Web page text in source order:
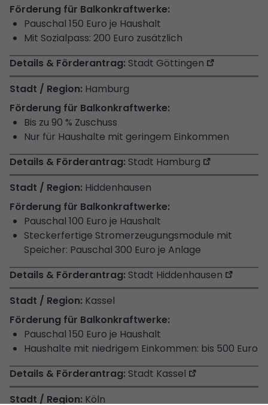
Pauschal 150 Euro je Haushalt
Mit Sozialpass: 200 Euro zusätzlich
Stadt Göttingen
Hamburg
Bis zu 90 % Zuschuss
Nur für Haushalte mit geringem Einkommen
Stadt Hamburg
Hiddenhausen
Pauschal 100 Euro je Haushalt
Steckerfertige Stromerzeugungsmodule mit
Speicher: Pauschal 300 Euro je Anlage
Stadt Hiddenhausen
Kassel
Pauschal 150 Euro je Haushalt
Haushalte mit niedrigem Einkommen: bis 500 Euro
Stadt Kassel
Köln